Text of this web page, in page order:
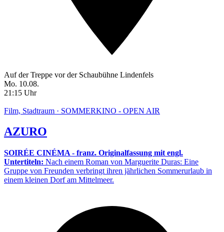
Auf der Treppe vor der Schaubühne Lindenfels
Mo. 10.08.
21:15 Uhr
Film, Stadtraum · SOMMERKINO - OPEN AIR
AZURO
SOIRÉE CINÉMA - franz. Originalfassung mit engl.
Untertiteln: Nach einem Roman von Marguerite Duras: Eine
Gruppe von Freunden verbringt ihren jährlichen Sommerurlaub in
einem kleinen Dorf am Mittelmeer.